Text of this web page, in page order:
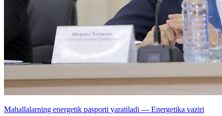
Mahallalarning energetik pasporti yaratiladi — Energetika vaziri